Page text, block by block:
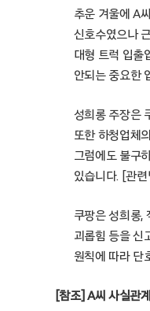
추운 겨울에 A
신호수였으나
대형 트럭 입출
안되는 중요한
성희롱 주장은
또한 하청업체
그럼에도 불구
있습니다. [관련
쿠팡은 성희롱,
괴롭힘 등을 신
원칙에 따라 단
[참조] A씨 사실관